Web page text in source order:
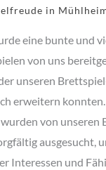
in
eine bunte und
von uns
unseren
erweitern
von unseren
ausgesucht,
Interessen und